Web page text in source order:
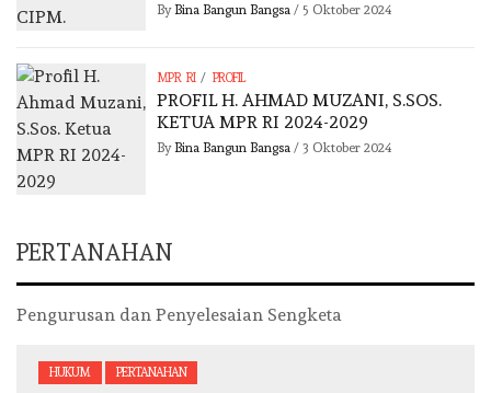
By Bina Bangun Bangsa / 5 Oktober 2024
MPR RI / PROFIL
PROFIL H. AHMAD MUZANI, S.SOS.
KETUA MPR RI 2024-2029
By Bina Bangun Bangsa / 3 Oktober 2024
PERTANAHAN
Pengurusan dan Penyelesaian Sengketa
HUKUM PERTANAHAN